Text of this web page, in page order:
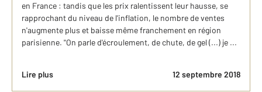
en France : tandis que les prix ralentissent leur hausse, se
rapprochant du niveau de l'inflation, le nombre de ventes
n'augmente plus et baisse même franchement en région
parisienne. "On parle d'écroulement, de chute, de gel (...) je ...
Lire plus 12 septembre 2018